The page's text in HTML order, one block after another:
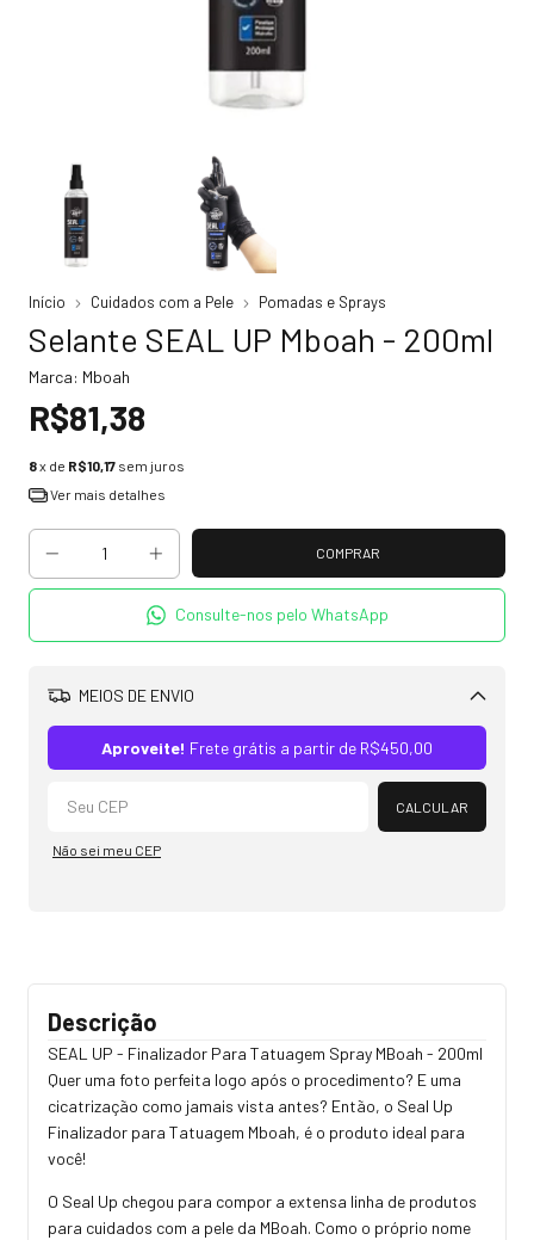
Início Cuidados com a Pele Pomadas e Sprays
Selante SEAL UP Mboah - 200ml
Marca: Mboah
R$81,38
8x de R$10,17 sem juros
Ver mais detalhes
Consulte-nos pelo WhatsApp
MEIOS DE ENVIO
Aproveite! Frete grátis a partir de R$450,00
CALCULAR
Não sei meu CEP
Descrição
SEAL UP - Finalizador Para Tatuagem Spray MBoah - 200ml
Quer uma foto perfeita logo após o procedimento? E uma
cicatrização como jamais vista antes? Então, o Seal Up
Finalizador para Tatuagem Mboah, é o produto ideal para
você!
O Seal Up chegou para compor a extensa linha de produtos
para cuidados com a pele da MBoah. Como o próprio nome